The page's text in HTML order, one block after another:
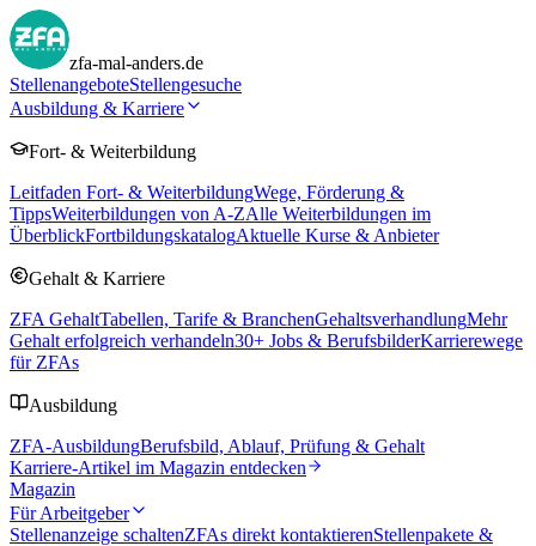
zfa-mal-anders.de
StellenangeboteStellengesuche
Ausbildung & Karriere
Fort- & Weiterbildung
Leitfaden Fort- & WeiterbildungWege, Förderung &
TippsWeiterbildungen von A-ZAlle Weiterbildungen im
ÜberblickFortbildungskatalogAktuelle Kurse & Anbieter
Gehalt & Karriere
ZFA GehaltTabellen, Tarife & BranchenGehaltsverhandlungMehr
Gehalt erfolgreich verhandeln30+ Jobs & BerufsbilderKarrierewege
für ZFAs
Ausbildung
ZFA-AusbildungBerufsbild, Ablauf, Prüfung & Gehalt
Karriere-Artikel im Magazin entdecken
Magazin
Für Arbeitgeber
Stellenanzeige schaltenZFAs direkt kontaktierenStellenpakete &